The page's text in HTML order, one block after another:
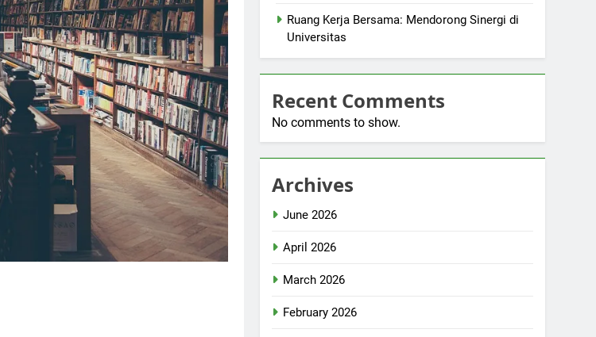
Ruang Kerja Bersama: Mendorong Sinergi di
Universitas
Recent Comments
No comments to show.
Archives
June 2026
April 2026
March 2026
February 2026